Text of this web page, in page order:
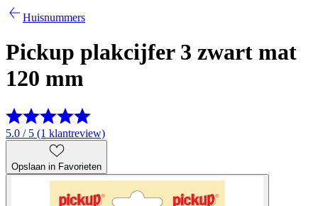
Huisnummers
Pickup plakcijfer 3 zwart mat
120 mm
5.0 / 5 (1 klantreview)
Opslaan in Favorieten